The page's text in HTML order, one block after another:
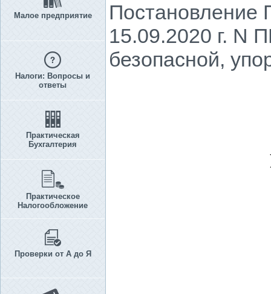
Малое предприятие
Налоги: Вопросы и
ответы
Практическая
Бухгалтерия
Практическое
Налогообложение
Проверки от А до Я
Постановление
15.09.2020 г. N
безопасной,